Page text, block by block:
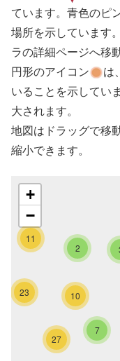
ています。青色のピ
場所を示しています
ラの詳細ページへ移
円形のアイコン
は
いることを示してい
大されます。
地図はドラッグで移
縮小できます。
2
23
11
10
7
27
+
−